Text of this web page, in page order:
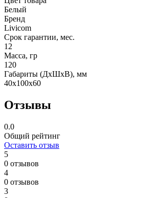
Белый
Бренд
Livicom
Срок гарантии, мес.
12
Масса, гр
120
Габариты (ДxШxВ), мм
40x100x60
Отзывы
0.0
Общий рейтинг
Оставить отзыв
5
0 отзывов
4
0 отзывов
3